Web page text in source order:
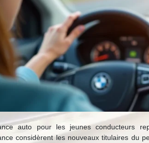
auto pour les jeunes conducteurs
considèrent les nouveaux titulaires du